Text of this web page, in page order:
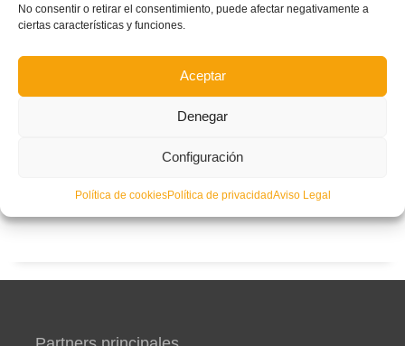
No consentir o retirar el consentimiento, puede afectar negativamente a
ciertas características y funciones.
Aceptar
Denegar
Configuración
Política de cookiesPolítica de privacidadAviso Legal
Nuevo curso de Entrenador de fútbol Licencia UEFA
C que comenzará en noviembre 2026 (agotadas las
plazas del curso de septiembre)
territoriales de fútbol sala 2026-2027
Castellón y Alicante (comienzo el 20 de septiembre)